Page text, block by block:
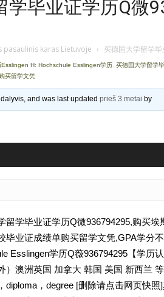
学毕业证学历Q微
pasaulinis karas Lietuvoje › 买德国大学留学
H: Hochschule Esslingen学历 买德国大学留学
买留学文凭
and was last updatedprieš 3 metai by
留学毕业证学历Q微936794295,购买
毕业证成绩单购买留学文凭,GPA学分
Esslingen学历Q薇936794295【学历
）澳洲英国 加拿大 韩国 美国 新西兰
diploma，degree [删除请点击网页快